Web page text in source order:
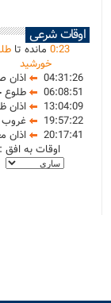
اوقات شرعی
0:23 مانده تا
خورشید
04:31:26
اذان
06:08:51
طلوع
13:04:09
اذان
19:57:22
20:17:41
اذان
اوقات به افق :